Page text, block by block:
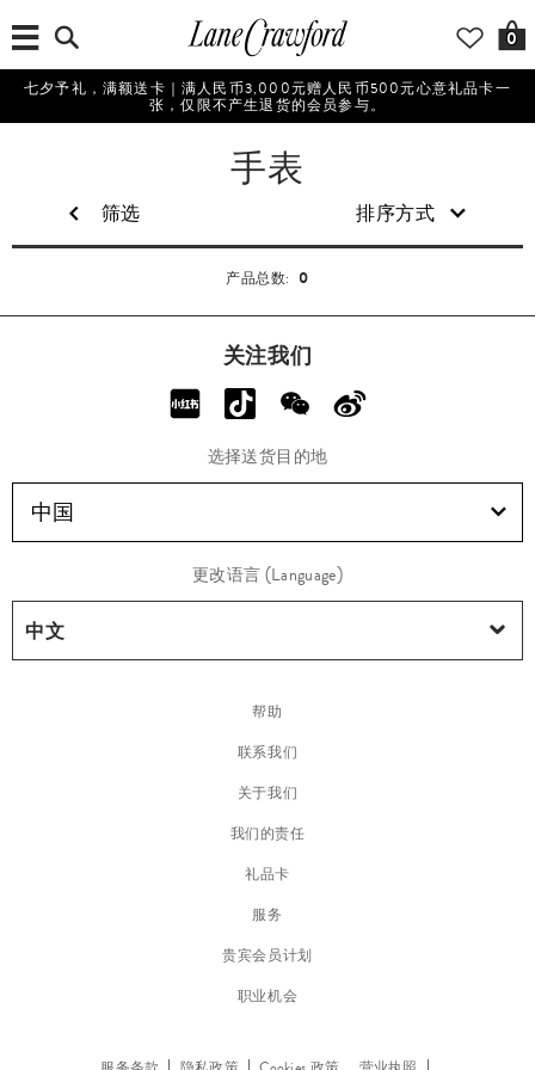
0
七夕予礼，满额送卡｜满人民币3,000元赠人民币500元心意礼品卡一
张，仅限不产生退货的会员参与。
饰
手表
筛选 排序方式
产品总数:0
关注我们
选择送货目的地
中国
更改语言 (Language)
帮助
联系我们
关于我们
我们的责任
礼品卡
服务
贵宾会员计划
职业机会